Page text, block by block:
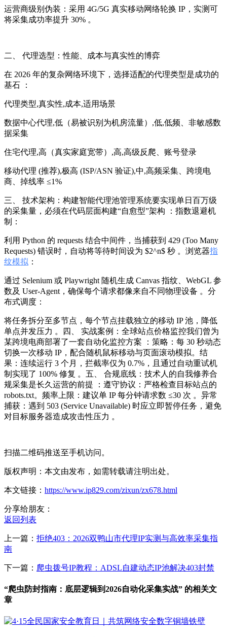
运营商级别伪装：采用 4G/5G 真实移动网络轮换 IP，实测可
将采集成功率提升 30% 。
二、 代理选型：性能、成本与真实性的博弈
在 2026 年的复杂网络环境下，选择适配的代理类型是成功的
基石 ：
代理类型,真实性,成本,适用场景
数据中心代理,低（易被识别为机房流量）,低,低频、非敏感数
据采集
住宅代理,高（真实家庭宽带）,高,高级反爬、账号登录
移动代理 (推荐),极高 (ISP/ASN 验证),中,高频采集、跨境电
商、掉线率 ≤1%
三、 技术架构：构建智能代理池管理系统要实现单日百万级
的采集量，必须在代码层面构建“自愈型”架构 ：指数退避机
制：
利用 Python 的 requests 结合中间件，当捕获到 429 (Too Many
Requests) 错误时，自动将等待时间设为 $2^n$ 秒 。浏览器指
纹模拟 ：
通过 Selenium 或 Playwright 随机生成 Canvas 指纹、WebGL 参
数及 User-Agent，确保每个请求都像来自不同物理设备 。分
布式调度：
将任务拆分至多节点，每个节点挂载独立的移动 IP 池，降低
单点并发压力 。四、 实战案例：全球站点价格监控我们曾为
某跨境电商部署了一套自动化监控方案 ：策略：每 30 秒动态
切换一次移动 IP，配合随机鼠标移动与页面滚动模拟。结
果：连续运行 3 个月，拦截率仅为 0.7%，且通过自动重试机
制实现了 100% 修复 。五、 合规底线：技术人的自我修养合
规采集是长久运营的前提 ：遵守协议：严格检查目标站点的
robots.txt。频率上限：建议单 IP 每分钟请求数 ≤30 次 。异常
捕获：遇到 503 (Service Unavailable) 时应立即暂停任务，避免
对目标服务器造成攻击性压力 。
扫描二维码推送至手机访问。
版权声明：本文由发布，如需转载请注明出处。
本文链接： https://www.ip829.com/zixun/zx678.html
分享给朋友：
返回列表
上一篇： 拒绝403：2026双鸭山市代理IP实测与高效率采集指
南
下一篇： 爬虫拨号IP教程：ADSL自建动态IP池解决403封禁
“爬虫防封指南：底层逻辑到2026自动化采集实战” 的相关文
章